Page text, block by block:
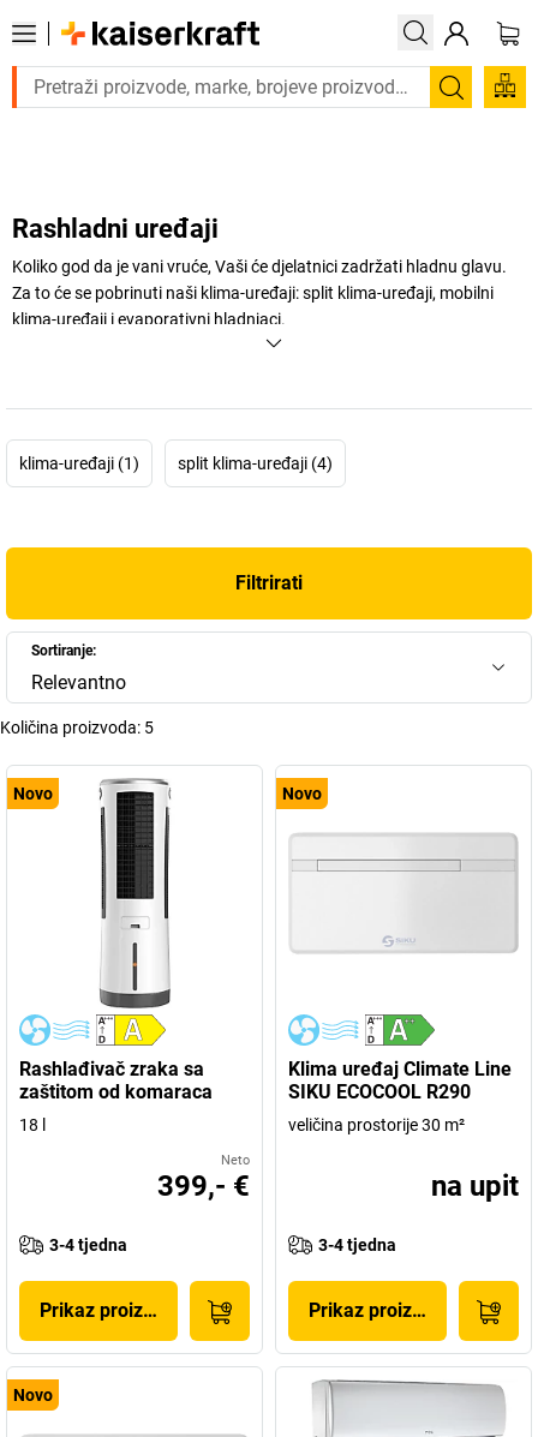
Trebate proizvod hitno? Pogledajte našu ponudu
Rashladni uređaji
Koliko god da je vani vruće, Vaši će djelatnici zadržati hladnu glavu.
Za to će se pobrinuti naši klima-uređaji: split klima-uređaji, mobilni
klima-uređaji i evaporativni hladnjaci.
klima-uređaji (1) split klima-uređaji (4)
Filtrirati
Sortiranje:
Relevantno
Količina proizvoda: 5
Novo
Rashlađivač zraka sa
zaštitom od komaraca
18 l
Neto
399,- €
3-4 tjedna
Prikaz proizvoda
Novo
Klima uređaj Climate Line
SIKU ECOCOOL R290
veličina prostorije 30 m²
na upit
3-4 tjedna
Prikaz proizvoda
Novo